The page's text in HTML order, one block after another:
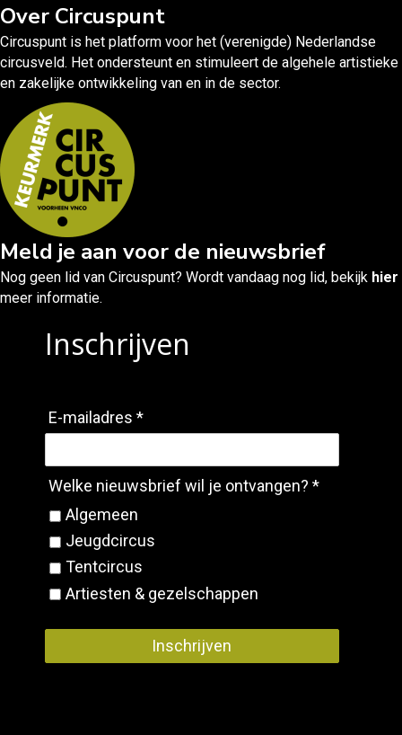
Over Circuspunt
Circuspunt is het platform voor het (verenigde) Nederlandse
circusveld. Het ondersteunt en stimuleert de algehele artistieke
en zakelijke ontwikkeling van en in de sector.
Meld je aan voor de nieuwsbrief
Nog geen lid van Circuspunt? Wordt vandaag nog lid, bekijk hier
meer informatie.
Inschrijven
E-mailadres *
Welke nieuwsbrief wil je ontvangen? *
Algemeen
Jeugdcircus
Tentcircus
Artiesten & gezelschappen
Inschrijven